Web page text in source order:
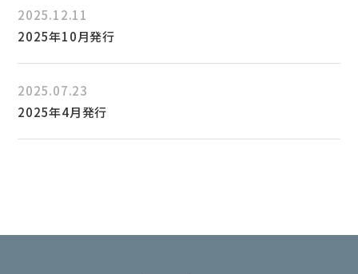
2025.12.11
2025年10月発行
2025.07.23
2025年4月発行